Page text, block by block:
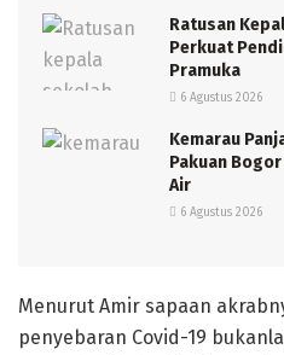
Ratusan
Perkuat
Pramuka
6 Agustus 2026
Kemarau
Pakuan
Air
6 Agustus 2026
Menurut Amir sapaan
penyebaran Covid-19